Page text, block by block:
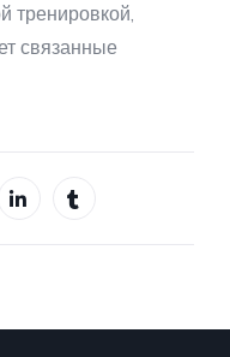
тренировкой,
связанные